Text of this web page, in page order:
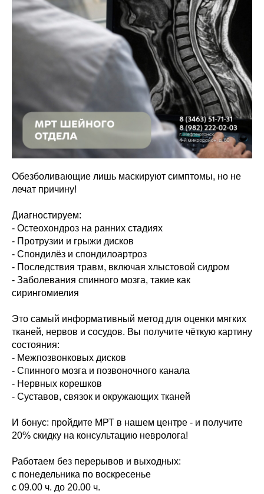
Обезболивающие лишь маскируют симптомы, но не
лечат причину!
Диагностируем:
- Остеохондроз на ранних стадиях
- Протрузии и грыжи дисков
- Спондилёз и спондилоартроз
- Последствия травм, включая хлыстовой сидром
- Заболевания спинного мозга, такие как
сирингомиелия
Это самый информативный метод для оценки мягких
тканей, нервов и сосудов. Вы получите чёткую картину
состояния:
- Межпозвонковых дисков
- Спинного мозга и позвоночного канала
- Нервных корешков
- Суставов, связок и окружающих тканей
И бонус: пройдите МРТ в нашем центре - и получите
20% скидку на консультацию невролога!
Работаем без перерывов и выходных:
с понедельника по воскресенье
с 09.00 ч. до 20.00 ч.